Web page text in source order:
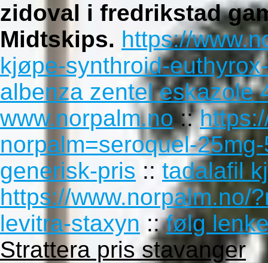
zidoval i fredrikstad
Midtskips. https://
kjøpe-synthroid-
albenza zentel eskazole
www.norpalm.no ::
norpalm=seroquel-
generisk-pris :: tadalafil
https://www.norpalm.no/
levitra-staxyn ::følg
Strattera pris stavanger